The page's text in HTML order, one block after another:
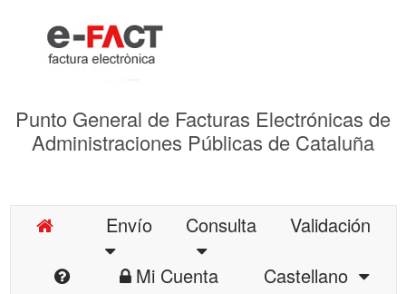
Punto General de Facturas Electrónicas de
Administraciones Públicas de Cataluña
Envío Consulta
Validación
Mi Cuenta
Castellano